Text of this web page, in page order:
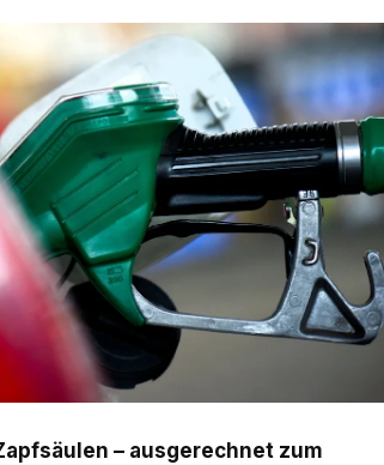
– ausgerechnet zum